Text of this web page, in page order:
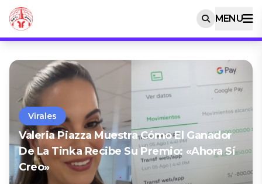
MENU
Virales
Valeria Piazza Muestra Cómo El Ganador
De La Tinka Recibe Su Premio: «Ahora Sí
Creo»